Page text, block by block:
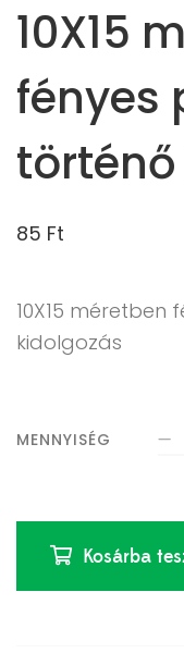
10X15
fényes
85 Ft
10X15
kidolgozás
MENNYISÉG
Kosárba